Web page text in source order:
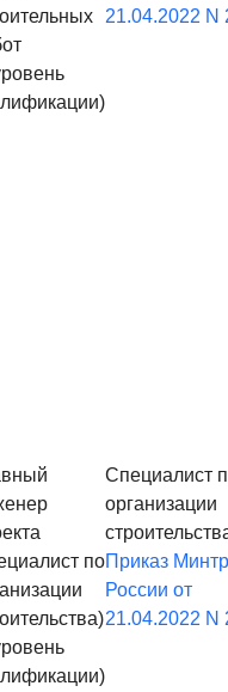
21.04.2022 N
по
Специалист
организации
Приказ
России от
21.04.2022 N